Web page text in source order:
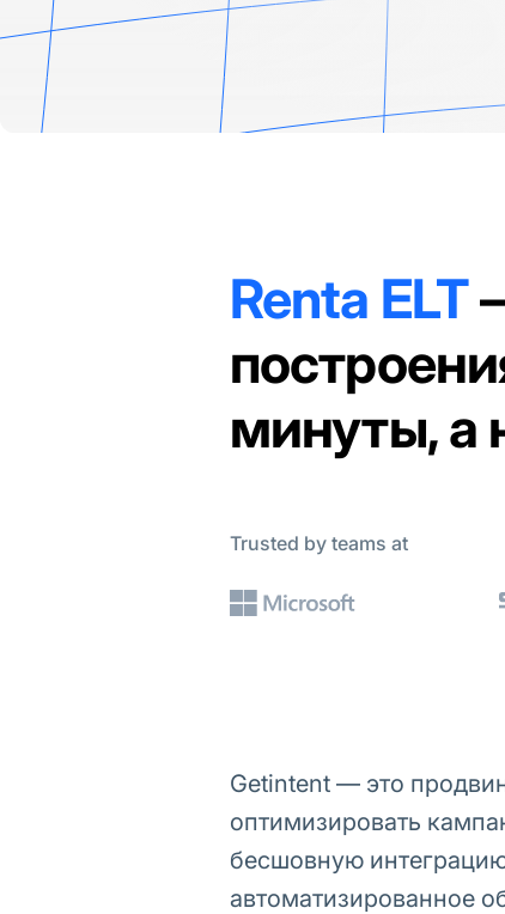
Renta ELT
минуты, а
Trusted by teams at
Getintent — это
оптимизировать
бесшовную
автоматизированное